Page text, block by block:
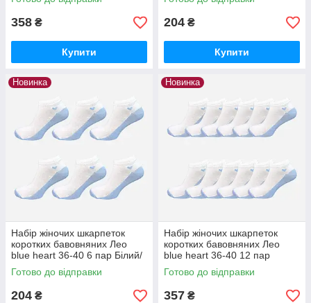
358 ₴
Купити
204 ₴
Купити
Новинка
Набір жіночих шкарпеток
коротких бавовняних Лео
blue heart 36-40 6 пар Білий/
блакитний
Готово до відправки
204 ₴
Новинка
Набір жіночих шкарпеток
коротких бавовняних Лео
blue heart 36-40 12 пар
Білий/блакитний
Готово до відправки
357 ₴